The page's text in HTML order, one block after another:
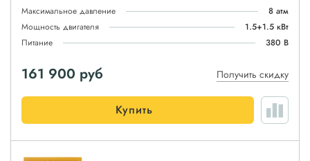
Максимальное давление
8 атм
Мощность двигателя
1.5+1.5 кВт
Питание
380 В
161 900 руб Получить скидку
Купить